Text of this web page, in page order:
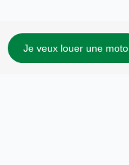
Je veux louer une moto